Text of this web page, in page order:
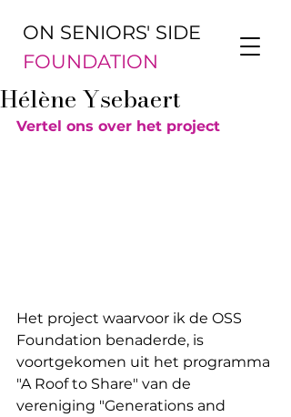
ON SENIORS' SIDE
FOUNDATION
Hélène Ysebaert
Vertel ons over het project
Het project waarvoor ik de OSS
Foundation benaderde, is
voortgekomen uit het programma
"A Roof to Share" van de
vereniging "Generations and